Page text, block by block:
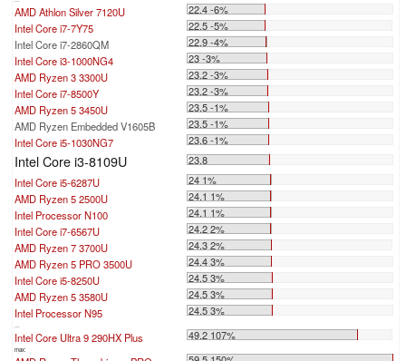
AMD Athlon Silver 7120U
22.4 -6%
Intel Core i7-7Y75
22.5 -5%
Intel Core i7-2860QM
22.9 -4%
Intel Core i3-1000NG4
23 -3%
AMD Ryzen 3 3300U
23.2 -3%
Intel Core i7-8500Y
23.2 -3%
AMD Ryzen 5 3450U
23.5 -1%
AMD Ryzen Embedded V1605B
23.5 -1%
Intel Core i5-1030NG7
23.6 -1%
Intel Core i3-8109U
23.8
Intel Core i5-6287U
24 1%
AMD Ryzen 5 2500U
24.1 1%
Intel Processor N100
24.1 1%
Intel Core i7-6567U
24.2 2%
AMD Ryzen 7 3700U
24.3 2%
AMD Ryzen 5 PRO 3500U
24.4 3%
Intel Core i5-8250U
24.5 3%
AMD Ryzen 5 3580U
24.5 3%
Intel Processor N95
24.5 3%
Intel Core Ultra 9 290HX Plus 49.2 107%
max: